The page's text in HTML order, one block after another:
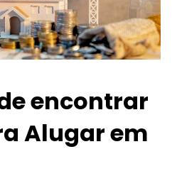
encontrar
Alugar em